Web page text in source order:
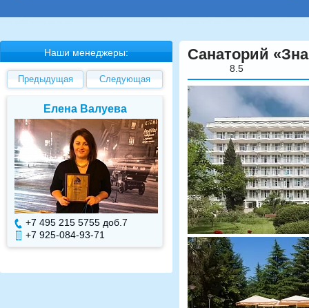
Наши менеджеры:
Предыдущая Следующая
Елена Валуева
+7 495 215 5755 доб. 7
+7 925-084-93-71
Светлана
+7 495 215 5755 доб.
+7 925-084-93-70
Санаторий
8.5